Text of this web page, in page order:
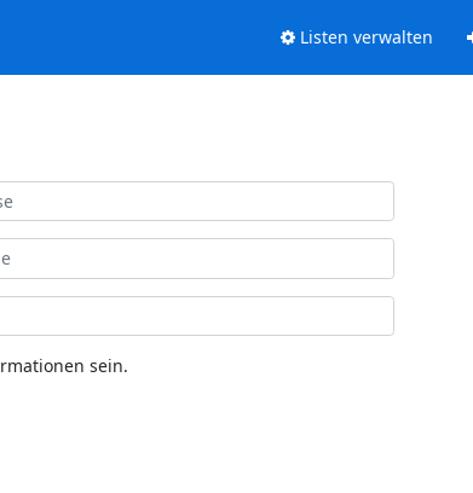
Listen verwalten
sein.